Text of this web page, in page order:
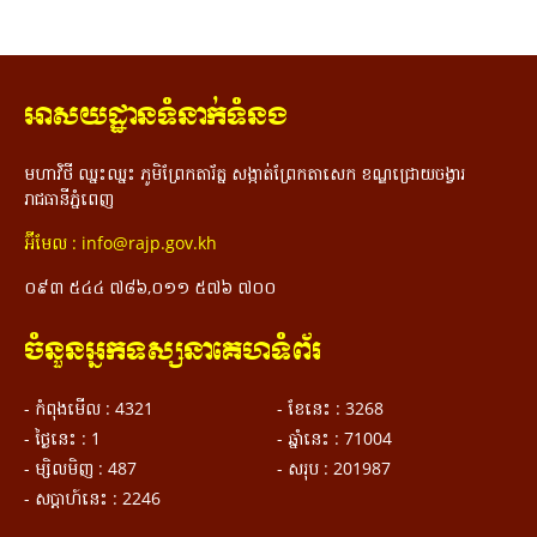
អាសយដ្ឋានទំនាក់ទំនង
មហាវិថី ឈ្នះឈ្នះ ភូមិព្រែកតារ័ត្ន សង្កាត់ព្រែកតាសេក ខណ្ឌជ្រោយចង្វារ
រាជធានីភ្នំពេញ
អ៊ីមែល : info@rajp.gov.kh
០៩៣ ៥៤៤ ៧៨៦,០១១ ៥៧៦ ៧០០
ចំនួនអ្នកទស្សនាគេហទំព័រ
- កំពុងមើល : 4321
- ថ្ងៃនេះ : 1
- ម្សិលមិញ : 487
- ស​ប្តា​ហ៍​នេះ : 2246
- ខែ​នេះ : 3268
- ឆ្នាំនេះ : 71004
- សរុប : 201987